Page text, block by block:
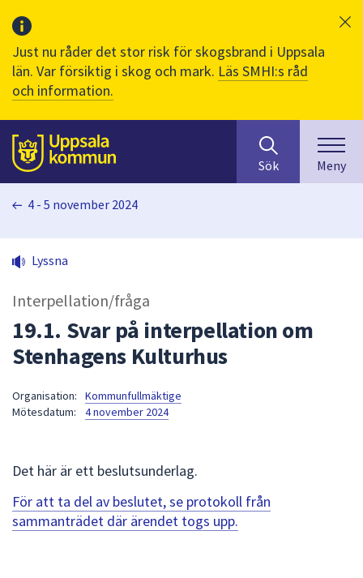
Just nu råder det stor risk för skogsbrand i Uppsala
län. Var försiktig i skog och mark. Läs SMHI:s råd
och information.
Till sidans
huvudinnehåll
efter
innehåll
på
sökfältet
kommer
för
att
navigera
Sök Meny
4 - 5 november 2024
Lyssna
Interpellation/fråga
19.1. Svar på interpellation om
Stenhagens Kulturhus
Organisation:
Kommunfullmäktige
Mötesdatum:
4 november 2024
Det här är ett beslutsunderlag.
För att ta del av beslutet, se protokoll från
sammanträdet där ärendet togs upp.